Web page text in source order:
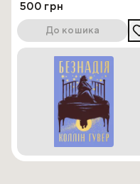
500 грн
До кошика